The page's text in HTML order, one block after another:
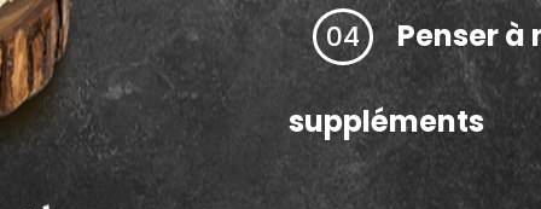
04 Penser à
suppléments